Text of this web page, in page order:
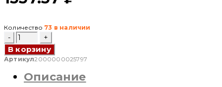
Количество 73 в наличии
Количество
товара
Автоматический
выключатель
63N
4P,
В корзину
Артикул2000000025797
Описание